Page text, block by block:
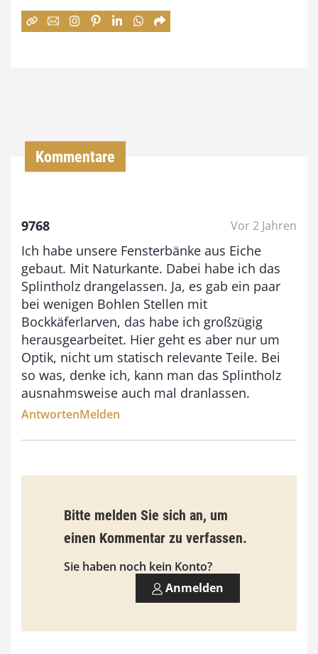
:
s
9
3
,
0
0
Kommentare
9768 Vor 2 Jahren
Ich habe unsere Fensterbänke aus Eiche
gebaut. Mit Naturkante. Dabei habe ich das
Splintholz drangelassen. Ja, es gab ein paar
bei wenigen Bohlen Stellen mit
Bockkäferlarven, das habe ich großzügig
herausgearbeitet. Hier geht es aber nur um
Optik, nicht um statisch relevante Teile. Bei
so was, denke ich, kann man das Splintholz
ausnahmsweise auch mal dranlassen.
AntwortenMelden
Bitte melden Sie sich an, um
einen Kommentar zu verfassen.
Sie haben noch kein Konto?
Anmelden